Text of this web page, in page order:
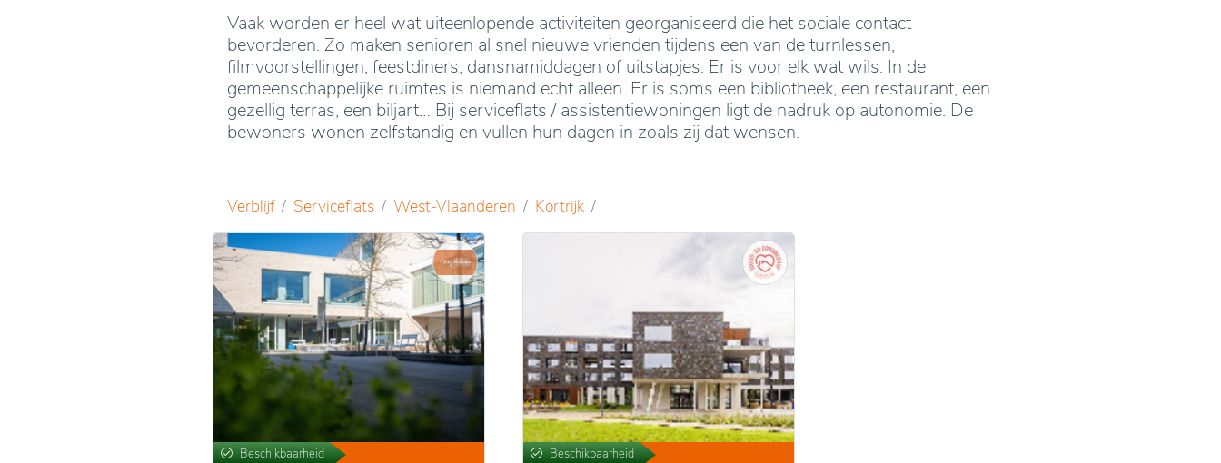
Vaak worden er heel wat uiteenlopende activiteiten georganiseerd die het sociale contact
bevorderen. Zo maken senioren al snel nieuwe vrienden tijdens een van de turnlessen,
filmvoorstellingen, feestdiners, dansnamiddagen of uitstapjes. Er is voor elk wat wils. In de
gemeenschappelijke ruimtes is niemand echt alleen. Er is soms een bibliotheek, een restaurant, een
gezellig terras, een biljart… Bij serviceflats / assistentiewoningen ligt de nadruk op autonomie. De
bewoners wonen zelfstandig en vullen hun dagen in zoals zij dat wensen.
Verblijf Serviceflats West-Vlaanderen Kortrijk
Beschikbaarheid Beschikbaarheid